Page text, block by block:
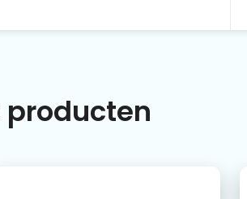
producten